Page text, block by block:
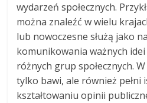
wydarzeń społecznych.
można znaleźć w wielu
lub nowoczesne służą jako
komunikowania ważnych
różnych grup społecznych.
tylko bawi, ale również pełni
kształtowaniu opinii